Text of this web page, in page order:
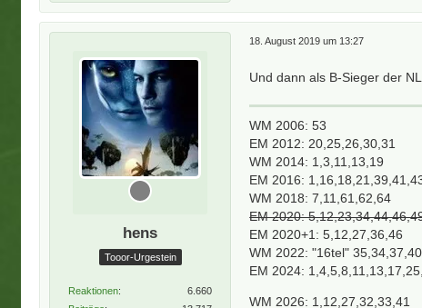
hens
Tooor-Urgestein
Reaktionen
6.660
18. August 2019 um 13:27
Und dann als B-Sieger der
WM 2006: 53
EM 2012: 20,25,26,30,31
WM 2014: 1,3,11,13,19
EM 2016:
WM 2018: 7,11,61,62,64
EM 2020:
EM 2020+1: 5,12,27,36,46
WM 2022: "16tel"
EM 2024:
WM 2026: 1,12,27,32,33,41